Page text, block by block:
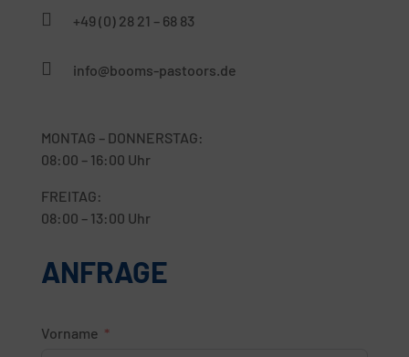
+49 (0) 28 21 – 68 83
info@booms-pastoors.de
MONTAG – DONNERSTAG:
08:00 – 16:00 Uhr
FREITAG:
08:00 – 13:00 Uhr
ANFRAGE
Vorname